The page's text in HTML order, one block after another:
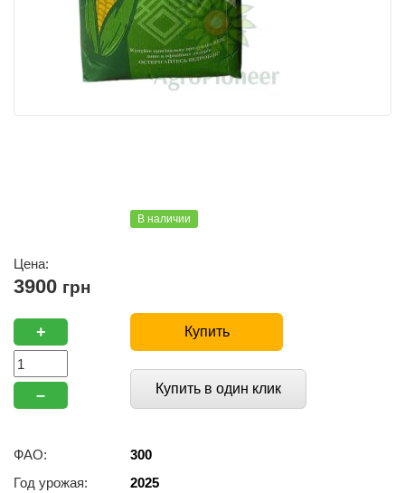
В наличии
Цена:
3900 грн
+
–
Купить
Купить в один клик
ФАО:
300
Год урожая:
2025